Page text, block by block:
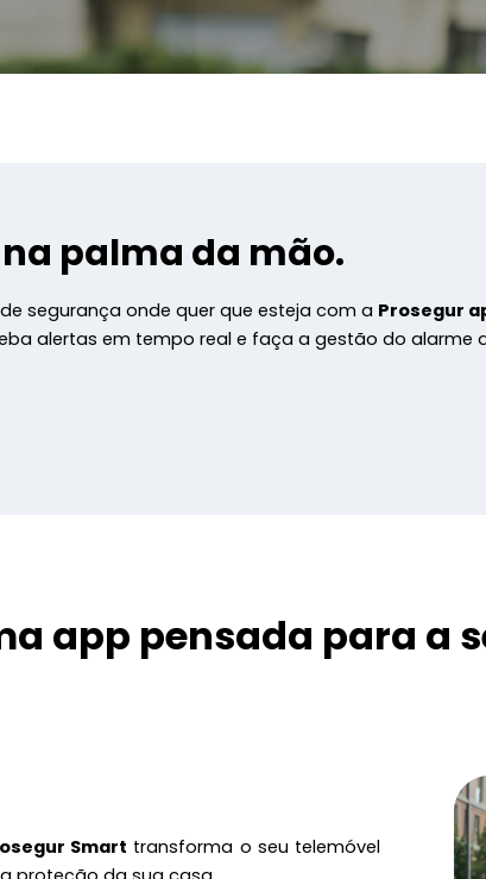
palma da mão.
segurança onde quer que esteja com a Prosegur
alertas em tempo real e faça a gestão do alarme
app pensada para a
Smart transforma o seu telemóvel